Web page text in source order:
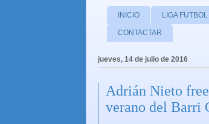
INICIO LIGA
CONTACTAR
jueves, 14 de julio de 2016
Adrián Nieto
verano del Barri